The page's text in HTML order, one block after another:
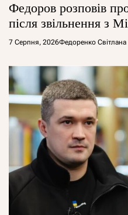
Федоров розповів
після звільнення з
7 Серпня, 2026Федоренко Світлана